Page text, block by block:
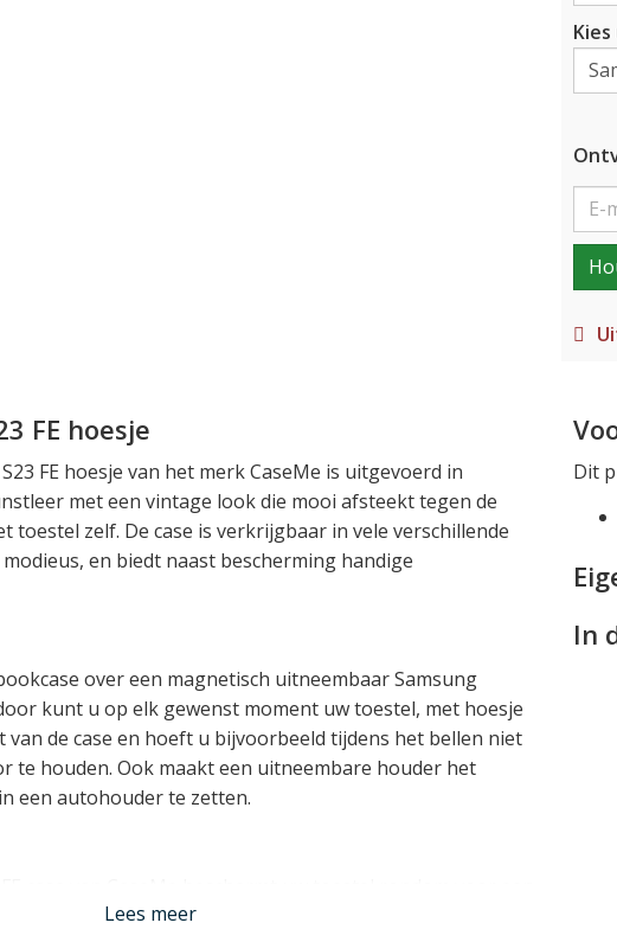
FE hoesje
FE hoesje van het merk CaseMe is uitgevoerd in
met een vintage look die mooi afsteekt tegen de
toestel zelf. De case is verkrijgbaar in vele verschillende
en biedt naast bescherming handige
over een magnetisch uitneembaar Samsung
kunt u op elk gewenst moment uw toestel, met hoesje
van de case en hoeft u bijvoorbeeld tijdens het bellen niet
te houden. Ook maakt een uitneembare houder het
een autohouder te zetten.
hoesje waar u uw toestel in klikt heeft een basis van
Lees meer
Dit
In